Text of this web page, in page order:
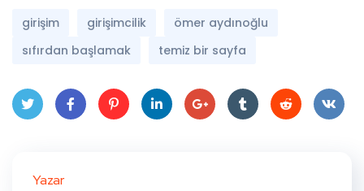
girişim girişimcilik
ömer aydınoğlu
sıfırdan başlamak
temiz bir sayfa
Yazar